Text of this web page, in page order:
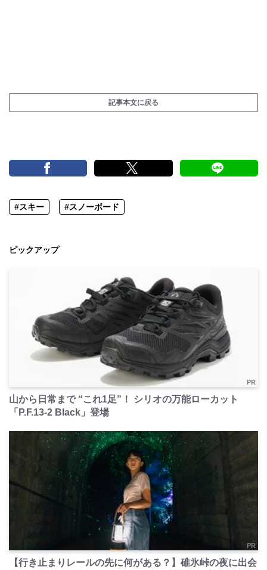
記事本文に戻る
#スキー #スノーボード
ピックアップ
PR
山から日常まで “これ1足”！ シリオの万能ローカット
「P.F.13-2 Black」登場
PR
【行き止まりレールの先に何がある？】碓氷峠の夜に出会